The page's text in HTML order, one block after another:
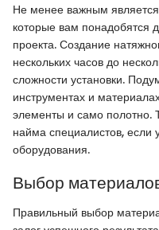
Не менее важным
которые вам понадобятся
проекта. Создание
нескольких часов до
сложности установки.
инструментах и
элементы и само полотно.
найма специалистов, если
оборудования.
Выбор
Правильный выбор